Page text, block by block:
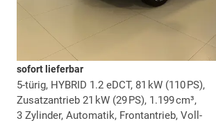
sofort lieferbar
5-türig, HYBRID 1.2 eDCT, 81 kW (110 PS),
Zusatzantrieb 21 kW (29 PS), 1.199 cm³,
3 Zylinder, Automatik, Frontantrieb, Voll-